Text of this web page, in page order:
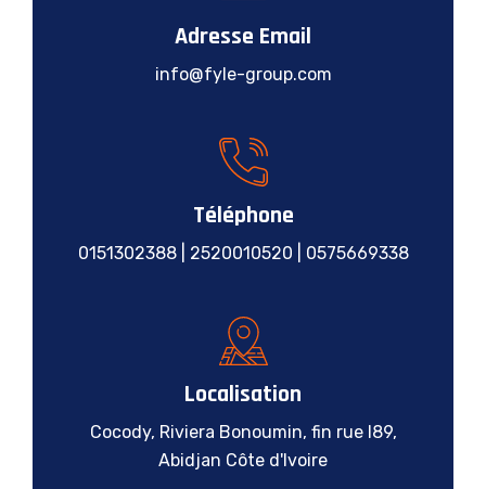
Adresse Email
info@fyle-group.com
Téléphone
0151302388 | 2520010520 | 0575669338
Localisation
Cocody, Riviera Bonoumin, fin rue I89,
Abidjan Côte d'Ivoire